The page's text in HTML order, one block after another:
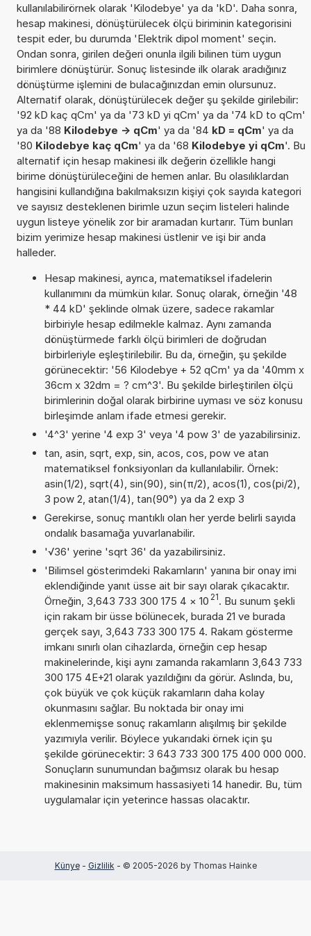
kullanılabilirörnek olarak 'Kilodebye' ya da 'kD'. Daha sonra,
hesap makinesi, dönüştürülecek ölçü biriminin kategorisini
tespit eder, bu durumda 'Elektrik dipol moment' seçin.
Ondan sonra, girilen değeri onunla ilgili bilinen tüm uygun
birimlere dönüştürür. Sonuç listesinde ilk olarak aradığınız
dönüştürme işlemini de bulacağınızdan emin olursunuz.
Alternatif olarak, dönüştürülecek değer şu şekilde girilebilir:
'92 kD kaç qCm' ya da '73 kD yi qCm' ya da '74 kD to qCm'
ya da '88 Kilodebye -> qCm' ya da '84 kD = qCm' ya da
'80 Kilodebye kaç qCm' ya da '68 Kilodebye yi qCm'. Bu
alternatif için hesap makinesi ilk değerin özellikle hangi
birime dönüştürüleceğini de hemen anlar. Bu olasılıklardan
hangisini kullandığına bakılmaksızın kişiyi çok sayıda kategori
ve sayısız desteklenen birimle uzun seçim listeleri halinde
uygun listeye yönelik zor bir aramadan kurtarır. Tüm bunları
bizim yerimize hesap makinesi üstlenir ve işi bir anda
halleder.
Hesap makinesi, ayrıca, matematiksel ifadelerin
kullanımını da mümkün kılar. Sonuç olarak, örneğin '48
* 44 kD' şeklinde olmak üzere, sadece rakamlar
birbiriyle hesap edilmekle kalmaz. Aynı zamanda
dönüştürmede farklı ölçü birimleri de doğrudan
birbirleriyle eşleştirilebilir. Bu da, örneğin, şu şekilde
görünecektir: '56 Kilodebye + 52 qCm' ya da '40mm x
36cm x 32dm = ? cm^3'. Bu şekilde birleştirilen ölçü
birimlerinin doğal olarak birbirine uyması ve söz konusu
birleşimde anlam ifade etmesi gerekir.
'4^3' yerine '4 exp 3' veya '4 pow 3' de yazabilirsiniz.
tan, asin, sqrt, exp, sin, acos, cos, pow ve atan
matematiksel fonksiyonları da kullanılabilir. Örnek:
asin(1/2), sqrt(4), sin(90), sin(π/2), acos(1), cos(pi/2),
3 pow 2, atan(1/4), tan(90°) ya da 2 exp 3
Gerekirse, sonuç mantıklı olan her yerde belirli sayıda
ondalık basamağa yuvarlanabilir.
'√36' yerine 'sqrt 36' da yazabilirsiniz.
'Bilimsel gösterimdeki Rakamların' yanına bir onay imi
eklendiğinde yanıt üsse ait bir sayı olarak çıkacaktır.
Örneğin, 3,643 733 300 175 4 × 10 21. Bu sunum şekli
için rakam bir üsse bölünecek, burada 21 ve burada
gerçek sayı, 3,643 733 300 175 4. Rakam gösterme
imkanı sınırlı olan cihazlarda, örneğin cep hesap
makinelerinde, kişi aynı zamanda rakamların 3,643 733
300 175 4E+21 olarak yazıldığını da görür. Aslında, bu,
çok büyük ve çok küçük rakamların daha kolay
okunmasını sağlar. Bu noktada bir onay imi
eklenmemişse sonuç rakamların alışılmış bir şekilde
yazımıyla verilir. Böylece yukarıdaki örnek için şu
şekilde görünecektir: 3 643 733 300 175 400 000 000.
Sonuçların sunumundan bağımsız olarak bu hesap
makinesinin maksimum hassasiyeti 14 hanedir. Bu, tüm
uygulamalar için yeterince hassas olacaktır.
Künye- Gizlilik - © 2005-2026 by Thomas Hainke